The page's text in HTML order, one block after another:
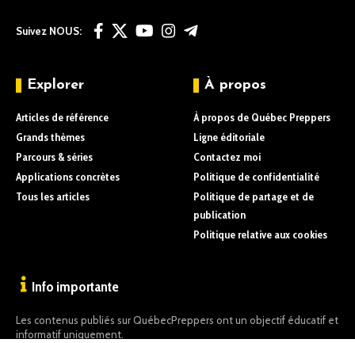
Suivez NOUS:
Explorer
Articles de référence
Grands thèmes
Parcours & séries
Applications concrètes
Tous les articles
À propos
À propos de Québec Preppers
Ligne éditoriale
Contactez moi
Politique de confidentialité
Politique de partage et de
publication
Politique relative aux cookies
Info importante
Les contenus publiés sur QuébecPreppers ont un objectif éducatif et
informatif uniquement.